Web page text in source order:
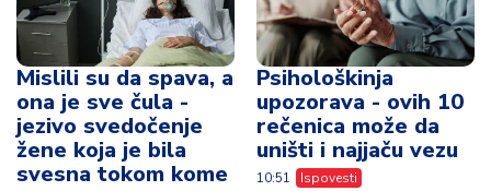
Mislili su da spava, a
ona je sve čula -
jezivo svedočenje
žene koja je bila
svesna tokom kome
Psihološkinja
upozorava - ovih 10
rečenica može da
uništi i najjaču vezu
10:51 Ispovesti